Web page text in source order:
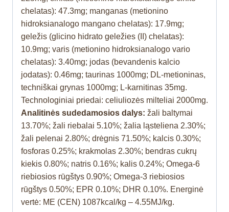
chelatas): 47.3mg; manganas (metionino
hidroksianalogo mangano chelatas): 17.9mg;
geležis (glicino hidrato geležies (II) chelatas):
10.9mg; varis (metionino hidroksianalogo vario
chelatas): 3.40mg; jodas (bevandenis kalcio
jodatas): 0.46mg; taurinas 1000mg; DL-metioninas,
techniškai grynas 1000mg; L-karnitinas 35mg.
Technologiniai priedai: celiuliozės milteliai 2000mg.
Analitinės sudedamosios dalys: žali baltymai
13.70%; žali riebalai 5.10%; žalia ląsteliena 2.30%;
žali pelenai 2.80%; drėgnis 71.50%; kalcis 0.30%;
fosforas 0.25%; krakmolas 2.30%; bendras cukrų
kiekis 0.80%; natris 0.16%; kalis 0.24%; Omega-6
riebiosios rūgštys 0.90%; Omega-3 riebiosios
rūgštys 0.50%; EPR 0.10%; DHR 0.10%. Energinė
vertė: ME (CEN) 1087kcal/kg – 4.55MJ/kg.